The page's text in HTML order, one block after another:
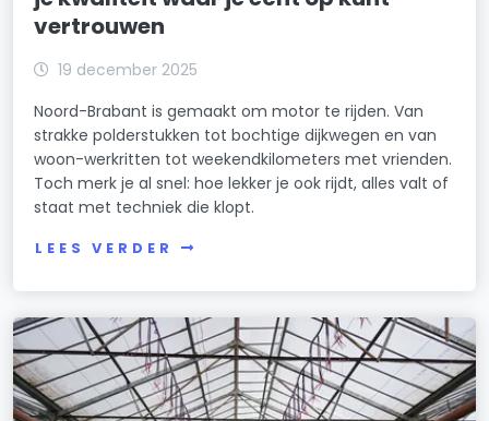
vertrouwen
19 december 2025
Noord-Brabant is gemaakt om motor te rijden. Van
strakke polderstukken tot bochtige dijkwegen en van
woon-werkritten tot weekendkilometers met vrienden.
Toch merk je al snel: hoe lekker je ook rijdt, alles valt of
staat met techniek die klopt.
LEES VERDER